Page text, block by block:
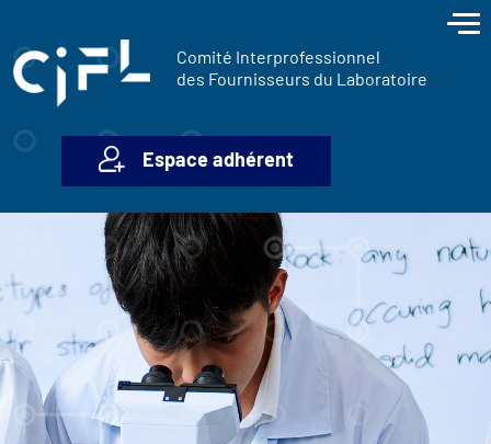
Comité Interprofessionnel
des Fournisseurs du Laboratoire
Espace adhérent